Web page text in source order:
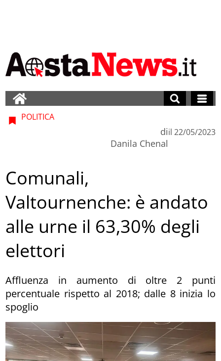
POLITICA
di
Danila Chenal
il 22/05/2023
Comunali,
Valtournenche: è andato
alle urne il 63,30% degli
elettori
Affluenza in aumento di oltre 2 punti
percentuale rispetto al 2018; dalle 8 inizia lo
spoglio